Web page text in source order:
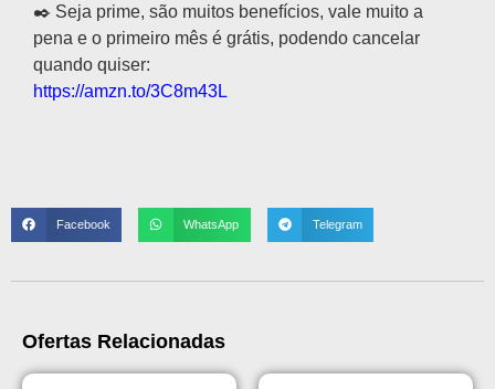
✒️ Seja prime, são muitos benefícios, vale muito a
pena e o primeiro mês é grátis, podendo cancelar
quando quiser:
https://amzn.to/3C8m43L
Facebook WhatsApp Telegram
Ofertas Relacionadas